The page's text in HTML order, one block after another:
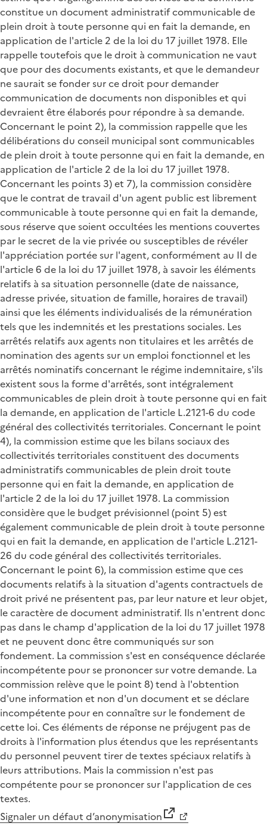
constitue un document administratif communicable de
plein droit à toute personne qui en fait la demande, en
application de l'article 2 de la loi du 17 juillet 1978. Elle
rappelle toutefois que le droit à communication ne vaut
que pour des documents existants, et que le demandeur
ne saurait se fonder sur ce droit pour demander
communication de documents non disponibles et qui
devraient être élaborés pour répondre à sa demande.
Concernant le point 2), la commission rappelle que les
délibérations du conseil municipal sont communicables
de plein droit à toute personne qui en fait la demande, en
application de l'article 2 de la loi du 17 juillet 1978.
Concernant les points 3) et 7), la commission considère
que le contrat de travail d'un agent public est librement
communicable à toute personne qui en fait la demande,
sous réserve que soient occultées les mentions couvertes
par le secret de la vie privée ou susceptibles de révéler
l'appréciation portée sur l'agent, conformément au II de
l'article 6 de la loi du 17 juillet 1978, à savoir les éléments
relatifs à sa situation personnelle (date de naissance,
adresse privée, situation de famille, horaires de travail)
ainsi que les éléments individualisés de la rémunération
tels que les indemnités et les prestations sociales. Les
arrêtés relatifs aux agents non titulaires et les arrêtés de
nomination des agents sur un emploi fonctionnel et les
arrêtés nominatifs concernant le régime indemnitaire, s'ils
existent sous la forme d'arrêtés, sont intégralement
communicables de plein droit à toute personne qui en fait
la demande, en application de l'article L.2121-6 du code
général des collectivités territoriales. Concernant le point
4), la commission estime que les bilans sociaux des
collectivités territoriales constituent des documents
administratifs communicables de plein droit toute
personne qui en fait la demande, en application de
l'article 2 de la loi du 17 juillet 1978. La commission
considère que le budget prévisionnel (point 5) est
également communicable de plein droit à toute personne
qui en fait la demande, en application de l'article L.2121-
26 du code général des collectivités territoriales.
Concernant le point 6), la commission estime que ces
documents relatifs à la situation d'agents contractuels de
droit privé ne présentent pas, par leur nature et leur objet,
le caractère de document administratif. Ils n'entrent donc
pas dans le champ d'application de la loi du 17 juillet 1978
et ne peuvent donc être communiqués sur son
fondement. La commission s'est en conséquence déclarée
incompétente pour se prononcer sur votre demande. La
commission relève que le point 8) tend à l'obtention
d'une information et non d'un document et se déclare
incompétente pour en connaître sur le fondement de
cette loi. Ces éléments de réponse ne préjugent pas de
droits à l'information plus étendus que les représentants
du personnel peuvent tirer de textes spéciaux relatifs à
leurs attributions. Mais la commission n'est pas
compétente pour se prononcer sur l'application de ces
textes.
Signaler un défaut d’anonymisation